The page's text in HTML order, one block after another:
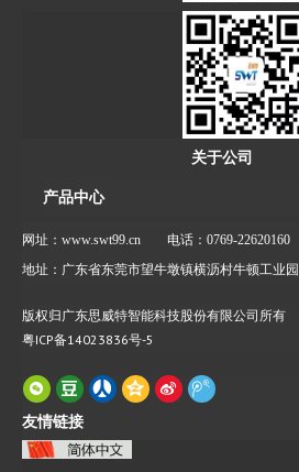
关于公司
产品中心
网址：www.swt99.cn 电话：0769-22620160
地址：广东省东莞市望牛墩镇横沥村牛顿工业园
版权归广东思威特智能科技股份有限公司所有
粤ICP备14023836号-5
友情链接